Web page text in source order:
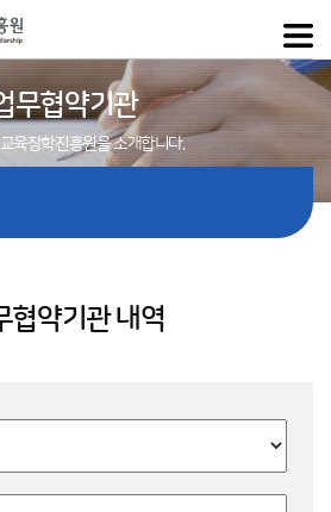
무협약기관
육장학진흥원을 소개합니다.
협약기관 내역